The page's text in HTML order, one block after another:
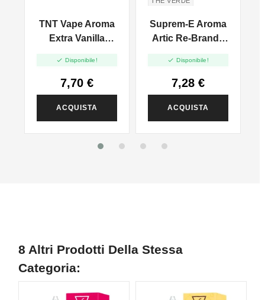
TNT Vape Aroma
Extra Vanilla
 Disponibile!
7,70 €
ACQUISTA
Suprem-E Aroma
Artic Re-Brand -
 Disponibile!
7,28 €
ACQUISTA
8 Altri Prodotti Della Stessa
Categoria: